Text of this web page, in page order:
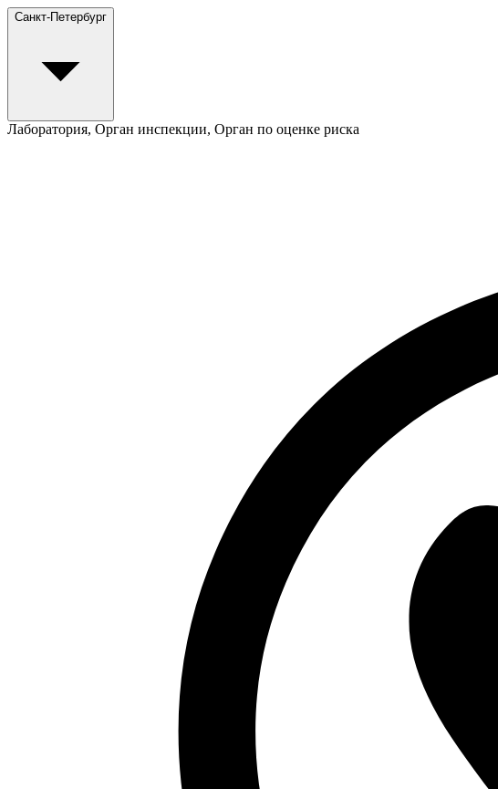
Санкт-Петербург
Лаборатория, Орган инспекции, Орган по оценке риска